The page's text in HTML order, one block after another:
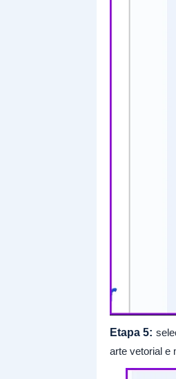
Etapa 5:
arte vetorial e